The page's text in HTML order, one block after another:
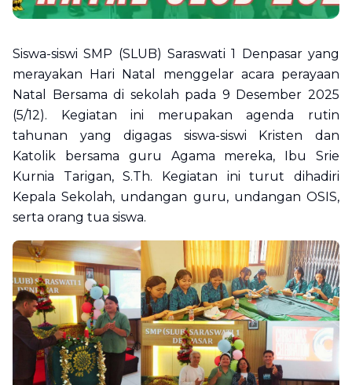
Siswa-siswi SMP (SLUB) Saraswati 1 Denpasar yang
merayakan Hari Natal menggelar acara perayaan
Natal Bersama di sekolah pada 9 Desember 2025
(5/12). Kegiatan ini merupakan agenda rutin
tahunan yang digagas siswa-siswi Kristen dan
Katolik bersama guru Agama mereka, Ibu Srie
Kurnia Tarigan, S.Th. Kegiatan ini turut dihadiri
Kepala Sekolah, undangan guru, undangan OSIS,
serta orang tua siswa.